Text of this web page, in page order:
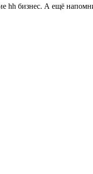
hh бизнес. А ещё